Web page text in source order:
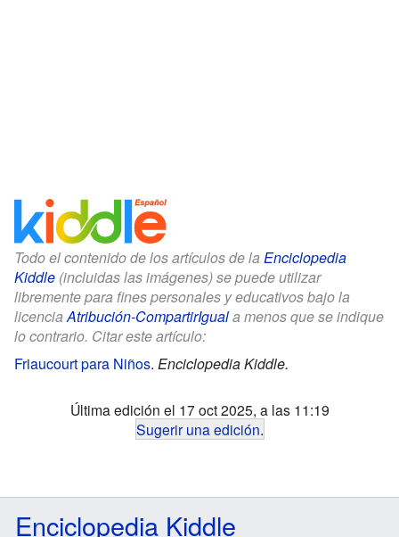
Todo el contenido de los artículos de la Enciclopedia
Kiddle (incluidas las imágenes) se puede utilizar
libremente para fines personales y educativos bajo la
licenciaAtribución-CompartirIguala menos que se indique
lo contrario. Citar este artículo:
Friaucourt para Niños. Enciclopedia Kiddle.
Última edición el 17 oct 2025, a las 11:19
Sugerir una edición.
Enciclopedia Kiddle